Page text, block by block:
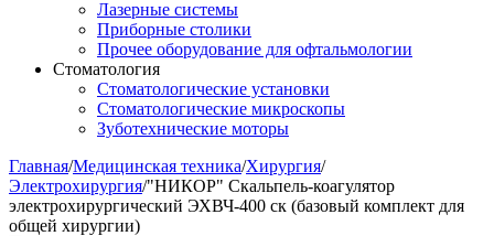
Лазерные системы
Приборные столики
Прочее оборудование для офтальмологии
Стоматология
Стоматологические установки
Стоматологические микроскопы
Зуботехнические моторы
Главная/Медицинская техника/Хирургия/
Электрохирургия/"НИКОР" Скальпель-коагулятор
электрохирургический ЭХВЧ-400 ск (базовый комплект для
общей хирургии)